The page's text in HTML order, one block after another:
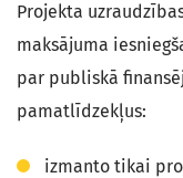
Projekta
maksājuma
par publiskā
pamatlīdzekļus:
izmanto tikai